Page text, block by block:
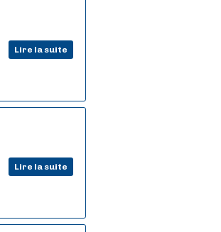
Lire la suite
Lire la suite